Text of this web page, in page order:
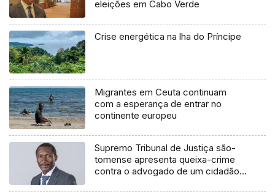
eleições em Cabo Verde
Crise energética na lha do Príncipe
Migrantes em Ceuta continuam
com a esperança de entrar no
continente europeu
Supremo Tribunal de Justiça são-
tomense apresenta queixa-crime
contra o advogado de um cidadão